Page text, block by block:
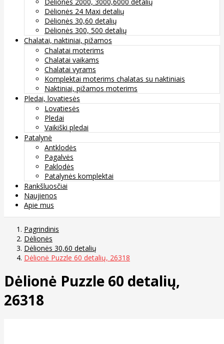
Dėlionės 24 Maxi detalių
Dėlionės 30,60 detalių
Dėlionės 300, 500 detalių
Chalatai, naktiniai, pižamos
Chalatai moterims
Chalatai vaikams
Chalatai vyrams
Komplektai moterims chalatas su naktiniais
Naktiniai, pižamos moterims
Pledai, lovatiesės
Lovatiesės
Pledai
Vaikiški pledai
Patalynė
Antklodės
Pagalvės
Paklodės
Patalynės komplektai
Rankšluosčiai
Naujienos
Apie mus
Pagrindinis
Dėlionės
Dėlionės 30,60 detalių
Dėlionė Puzzle 60 detalių, 26318
Dėlionė Puzzle 60 detalių,
26318